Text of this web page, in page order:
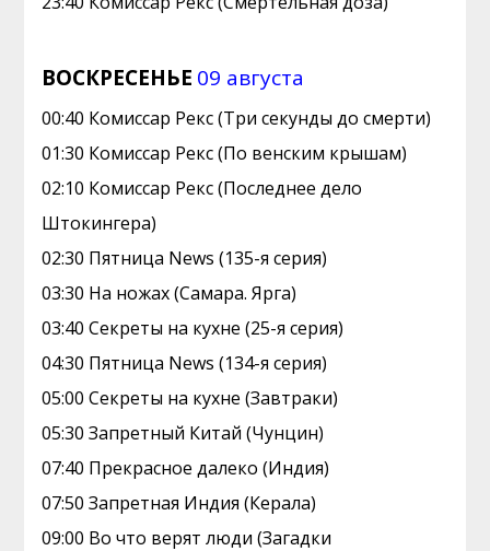
ВОСКРЕСЕНЬЕ 09 августа
00:40 Комиссар Рекс (Три секунды до смерти)
01:30 Комиссар Рекс (По венским крышам)
02:10 Комиссар Рекс (Последнее дело
Штокингера)
02:30 Пятница News (135-я серия)
03:30 На ножах (Самара. Ярга)
03:40 Секреты на кухне (25-я серия)
04:30 Пятница News (134-я серия)
05:00 Секреты на кухне (Завтраки)
05:30 Запретный Китай (Чунцин)
07:40 Прекрасное далеко (Индия)
07:50 Зaпрeтная Индия (Керала)
09:00 Во что верят люди (Загадки